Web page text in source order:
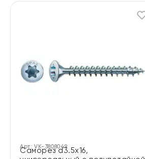
Арт: VK-3808049
Саморез d3.5х16,